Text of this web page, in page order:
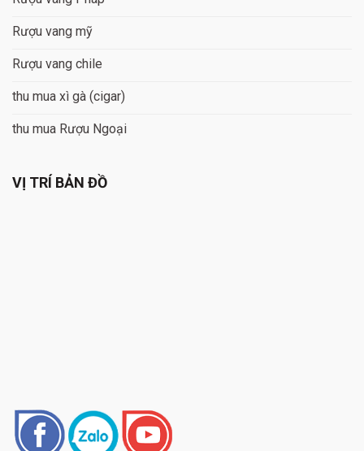
Rượu vang mỹ
Rượu vang chile
thu mua xì gà (cigar)
thu mua Rượu Ngoại
VỊ TRÍ BẢN ĐỒ